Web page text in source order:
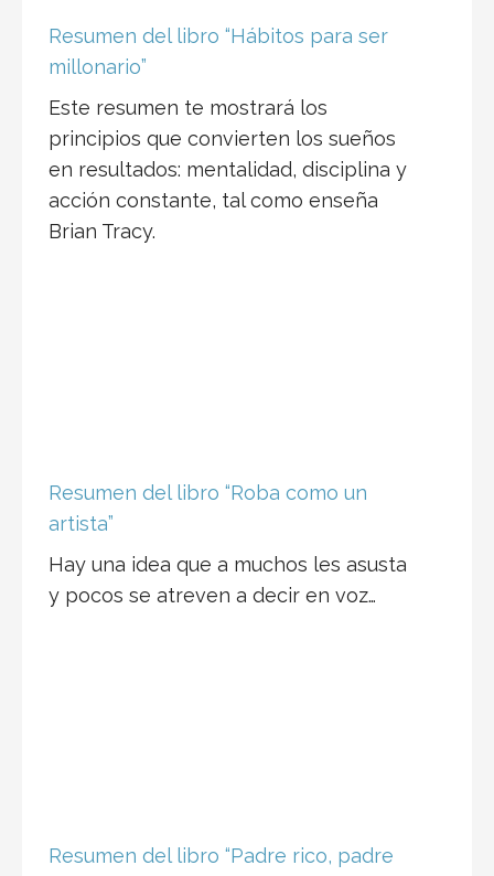
Resumen del libro “Hábitos para ser
millonario”
Este resumen te mostrará los
principios que convierten los sueños
en resultados: mentalidad, disciplina y
acción constante, tal como enseña
Brian Tracy.
Resumen del libro “Roba como un
artista”
Hay una idea que a muchos les asusta
y pocos se atreven a decir en voz…
Resumen del libro “Padre rico, padre